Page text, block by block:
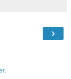
›
.